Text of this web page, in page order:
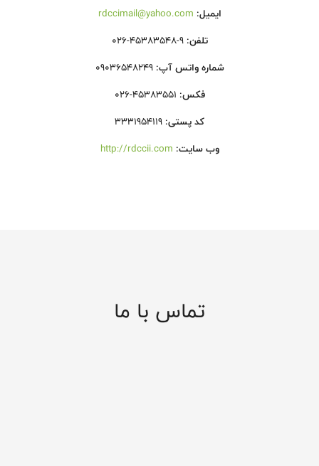
ایمیل: rdccimail@yahoo.com
تلفن: 026-45383548-9
شماره واتس آپ: 09036548249
فکس: 026-45383551
کد پستی: 3331954119
وب سایت: http://rdccii.com
تماس با ما